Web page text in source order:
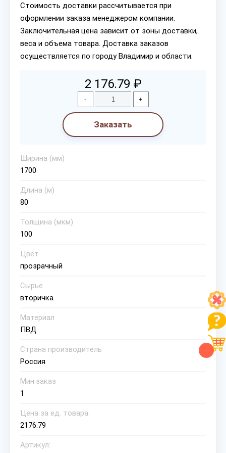
Стоимость доставки рассчитывается при
оформлении заказа менеджером компании.
Заключительная цена зависит от зоны доставки,
веса и объема товара. Доставка заказов
осуществляется по городу Владимир и области.
2 176.79 ₽
- +
Заказать
Ширина (мм)
1700
Длина (м)
80
Толщина (мкм)
100
Цвет
прозрачный
Сырье
вторичка
Материал
ПВД
Страна производитель
Россия
Мин.заказ
1
Цена за ед. товара:
2176.79
Артикул: